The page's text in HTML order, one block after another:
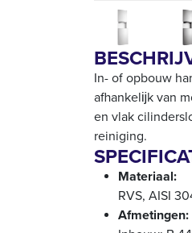
In- of opbouw
afhankelĳk van
en vlak
reiniging.
Materiaal:
RVS, AISI
Afmetingen: